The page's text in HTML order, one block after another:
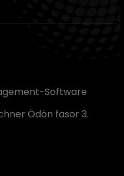
Software
Ödön fasor 3.